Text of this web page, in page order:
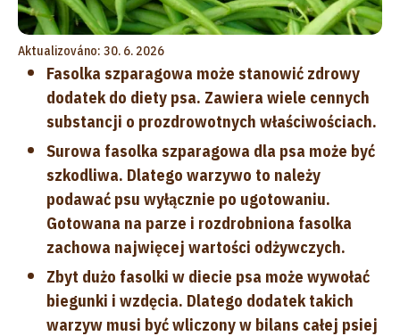
Aktualizováno: 30. 6. 2026
Fasolka szparagowa może stanowić zdrowy
dodatek do diety psa. Zawiera wiele cennych
substancji o prozdrowotnych właściwościach.
Surowa fasolka szparagowa dla psa może być
szkodliwa. Dlatego warzywo to należy
podawać psu wyłącznie po ugotowaniu.
Gotowana na parze i rozdrobniona fasolka
zachowa najwięcej wartości odżywczych.
Zbyt dużo fasolki w diecie psa może wywołać
biegunki i wzdęcia. Dlatego dodatek takich
warzyw musi być wliczony w bilans całej psiej